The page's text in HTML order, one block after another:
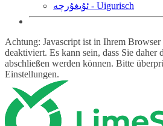
ئۇيغۇرچە - Uigurisch
Achtung: Javascript ist in Ihrem Browser
deaktiviert. Es kann sein, dass Sie daher
abschließen werden können. Bitte
Einstellungen.